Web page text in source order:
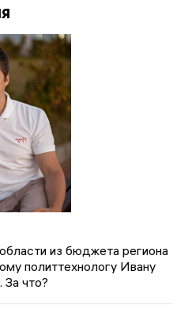
из бюджета региона
политтехнологу Ивану
что?